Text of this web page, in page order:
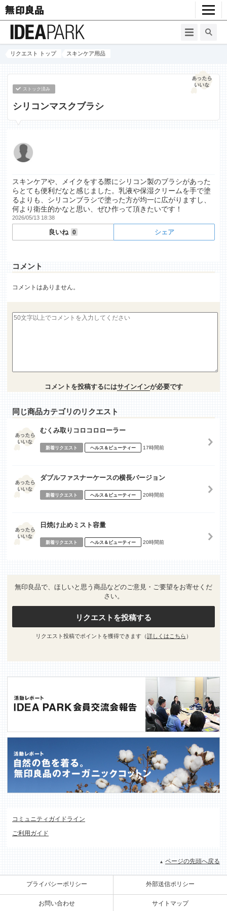
リクエスト トップ スキンケア用品
ストック済み
シリコンマスクブラシ
スキンケアや、メイクをする際にシリコン製のブラシがあった
らとても便利だなと感じました。乳液や保湿クリームを手で塗
るよりも、シリコンブラシで塗った方が均一に広がりますし、
何より衛生的かなと思い、ぜひ作って頂きたいです！
2026/05/13 18:38
良いね 0 シェア
コメント
コメントはありません。
コメントを投稿するにはサインインが必要です
同じ商品カテゴリのリクエスト
むくみ取りコロコロローラー
新着リクエスト ヘルス＆ビューティー 17時間前
ダブルファスナーケースの横長バージョン
新着リクエスト ヘルス＆ビューティー 20時間前
日焼け止めミスト容量
新着リクエスト ヘルス＆ビューティー 20時間前
無印良品で、ほしいと思う商品などのご意見・ご要望をお寄せくだ
さい。
リクエストを投稿する
リクエスト投稿でポイントを獲得できます（詳しくはこちら ）
コミュニティガイドライン
ご利用ガイド
ページの先頭へ戻る
プライバシーポリシー 外部送信ポリシー
お問い合わせ サイトマップ